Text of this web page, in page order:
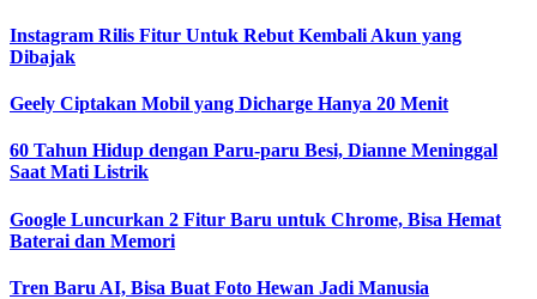
Instagram Rilis Fitur Untuk Rebut Kembali Akun yang
Dibajak
Geely Ciptakan Mobil yang Dicharge Hanya 20 Menit
60 Tahun Hidup dengan Paru-paru Besi, Dianne Meninggal
Saat Mati Listrik
Google Luncurkan 2 Fitur Baru untuk Chrome, Bisa Hemat
Baterai dan Memori
Tren Baru AI, Bisa Buat Foto Hewan Jadi Manusia